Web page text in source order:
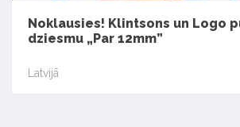
Noklausies! Klintsons un Logo
dziesmu „Par 12mm”
Latvijā